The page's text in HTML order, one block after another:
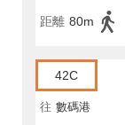
距離 80m
42C
往 數碼港